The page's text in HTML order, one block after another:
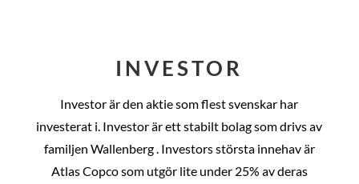
INVESTOR
Investor är den aktie som flest svenskar har
investerat i. Investor är ett stabilt bolag som drivs av
familjen Wallenberg . Investors största innehav är
Atlas Copco som utgör lite under 25% av deras